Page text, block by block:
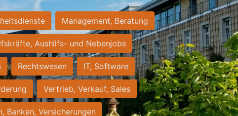
Management, Beratung
Aushilfs- und Nebenjobs
Rechtswesen IT, Software
Vertrieb, Verkauf, Sales
Banken, Versicherungen